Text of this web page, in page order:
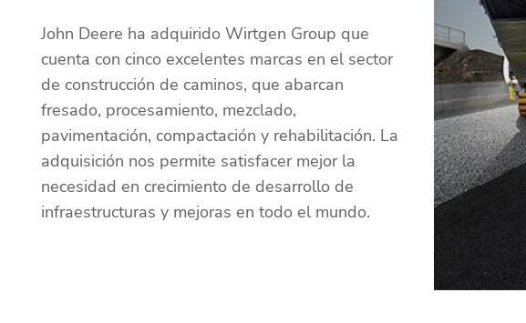
John Deere ha adquirido Wirtgen Group que
cuenta con cinco excelentes marcas en el sector
de construcción de caminos, que abarcan
fresado, procesamiento, mezclado,
pavimentación, compactación y rehabilitación. La
adquisición nos permite satisfacer mejor la
necesidad en crecimiento de desarrollo de
infraestructuras y mejoras en todo el mundo.